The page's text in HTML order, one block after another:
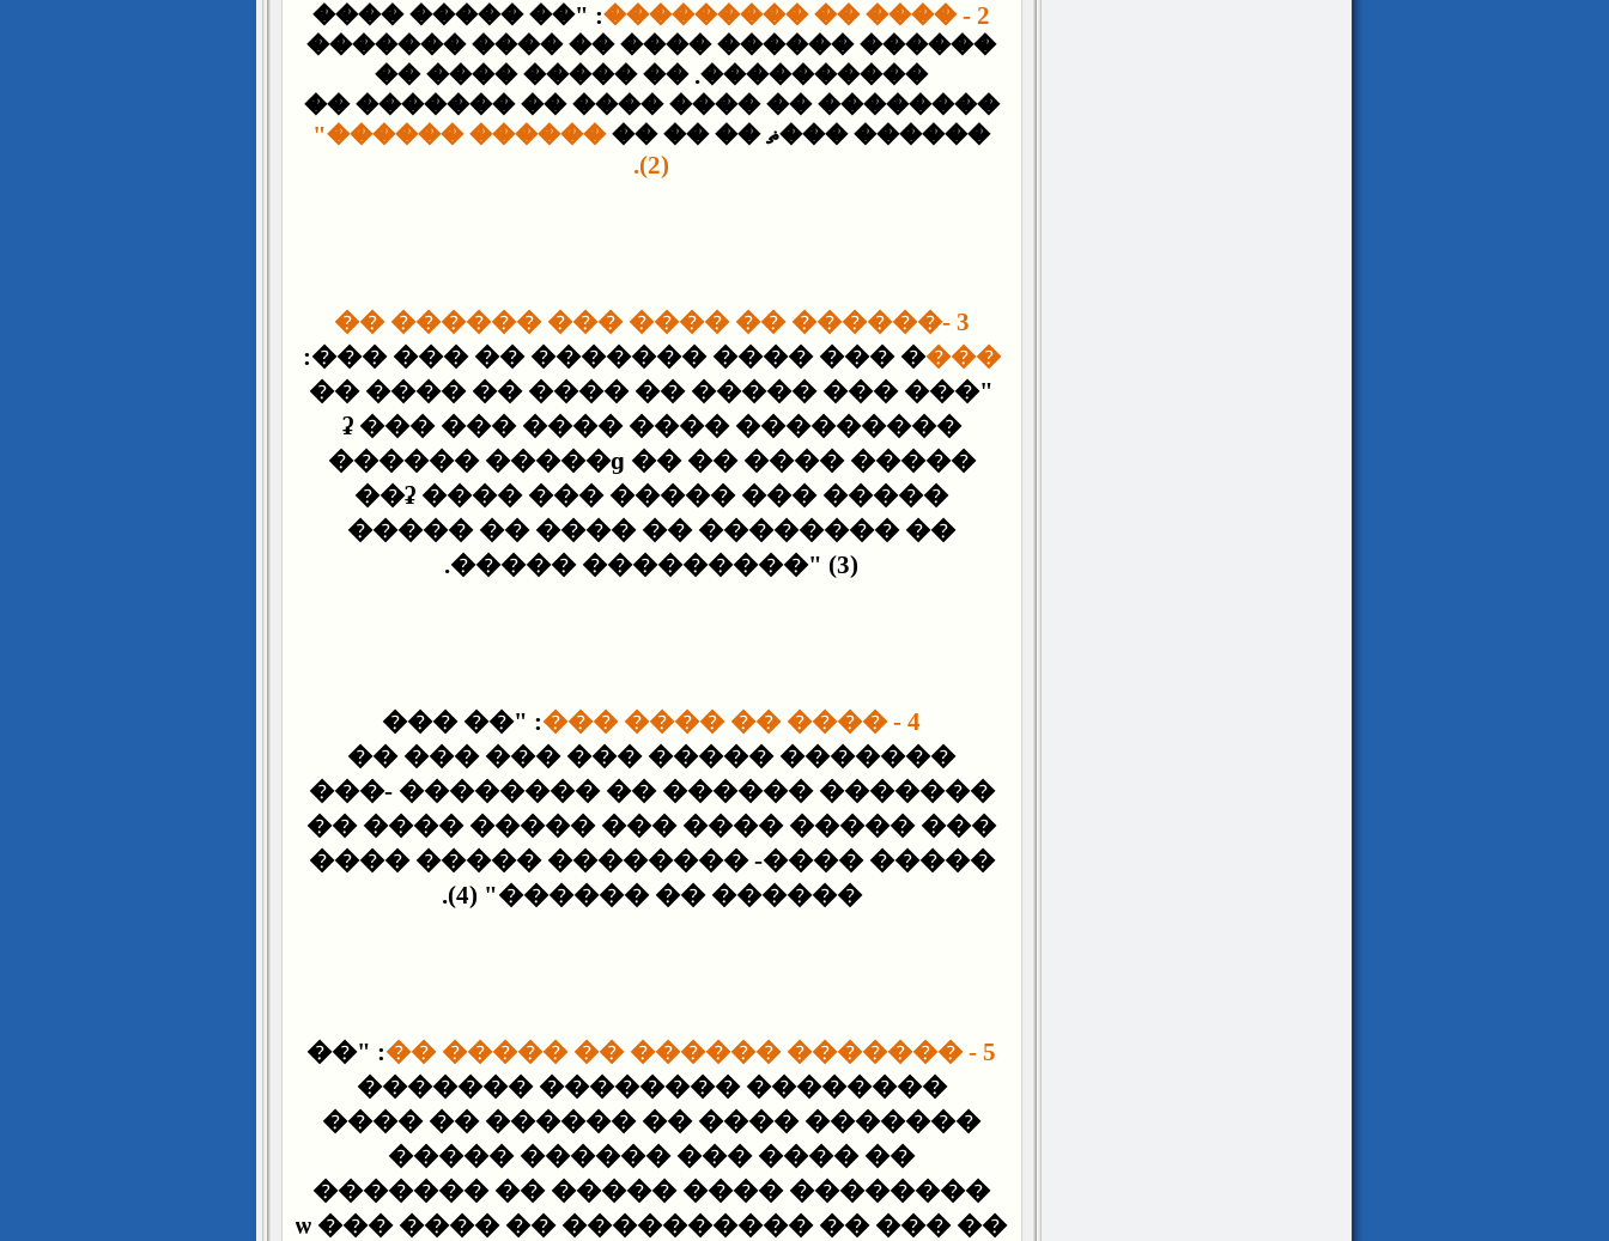
2 - ���� �� ���������
: "�� ����� ����
������ ������ ���� �� ���� �������
����������. �� ����� ���� ��
�������� �� ���� ���� �� ������� ��
������ ���ޡ �� �� �������� ������"
(2).
3 -������ �� ���� ��� ������ ��
���
� ��� ���� ������� �� ��� ���:
"��� ��� ����� �� ���� �� ���� ��
��ʡ ��� ��� ���� ���� �������
������ �����ɡ �� �� ���� �����
��ʡ ���� ��� ����� ��� �����
����� �� ���� �� �������� ��
����� ���������" (3).
4 - ���� �� ���� ���
: "�� ���
������� ����� ��� ��� ��� ��
������� ������ �� �������� -���
��� ����� ���� ��� ����� ���� ��
����� ����- �������� ����� ����
������ �� ������" (4).
5 - ������� ������ �� ����� ��
: "��
�������� �������� �������
������� ���� �� ������ �� ����
�� ���� ��� ������ �����
�������� ���� ����� �� �������
�� ��� �� �����ѡ ��� ���� �� �����